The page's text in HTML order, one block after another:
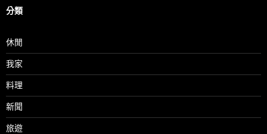
分類
休閒
我家
料理
新聞
旅遊